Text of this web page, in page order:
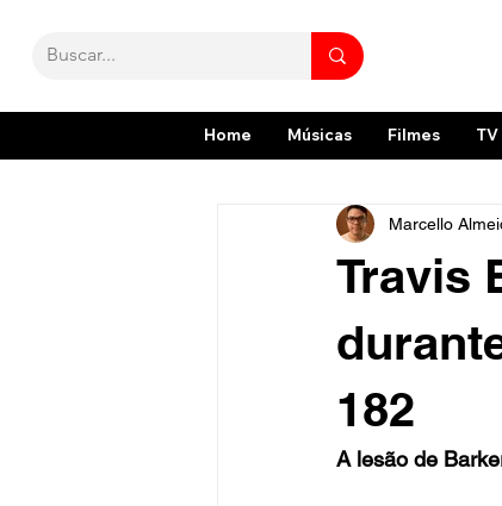
Home Músicas Filmes
Travis
182
Marcello
A lesão de